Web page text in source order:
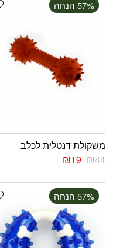
‫57% הנחה
משקולת דנטלית לכלב
₪44
₪19
‫57% הנחה